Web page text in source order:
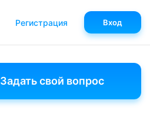
Задать свой вопрос
Регистрация Вход